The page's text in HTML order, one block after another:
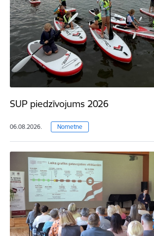
SUP piedzīvojums 2026
06.08.2026. Nometne